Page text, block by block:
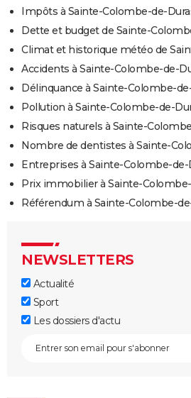
Impôts à Sainte-Colombe-de-
Dette et budget de Sainte-
Climat et historique météo de
Accidents à Sainte-Colombe-de-
Délinquance à Sainte-Colombe-
Pollution à Sainte-Colombe-de-
Risques naturels à Sainte-
Nombre de dentistes à Sainte-
Entreprises à Sainte-Colombe-de-
Prix immobilier à Sainte-
Référendum à Sainte-Colombe-
NEWSLETTERS
Actualité
Sport
Les dossiers d'actu